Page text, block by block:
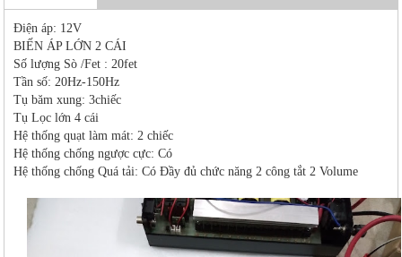
Điện áp: 12V
BIẾN ÁP LỚN 2 CÁI
Số lượng Sò /Fet : 20fet
Tần số: 20Hz-150Hz
Tụ băm xung: 3chiếc
Tụ Lọc lớn 4 cái
Hệ thống quạt làm mát: 2 chiếc
Hệ thống chống ngược cực: Có
Hệ thống chống Quá tải: Có Đầy đủ chức năng 2 công tắt 2 Volume